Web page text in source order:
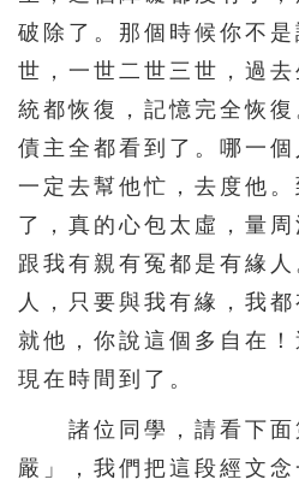
破除了。那個時候你不
世，一世二世三世，過
統都恢復，記憶完全恢
債主全都看到了。哪一
一定去幫他忙，去度他
了，真的心包太虛，量周
跟我有親有冤都是有緣
人，只要與我有緣，我
就他，你說這個多自在！
現在時間到了。
諸位同學，請看下面
嚴」，我們把這段經文念